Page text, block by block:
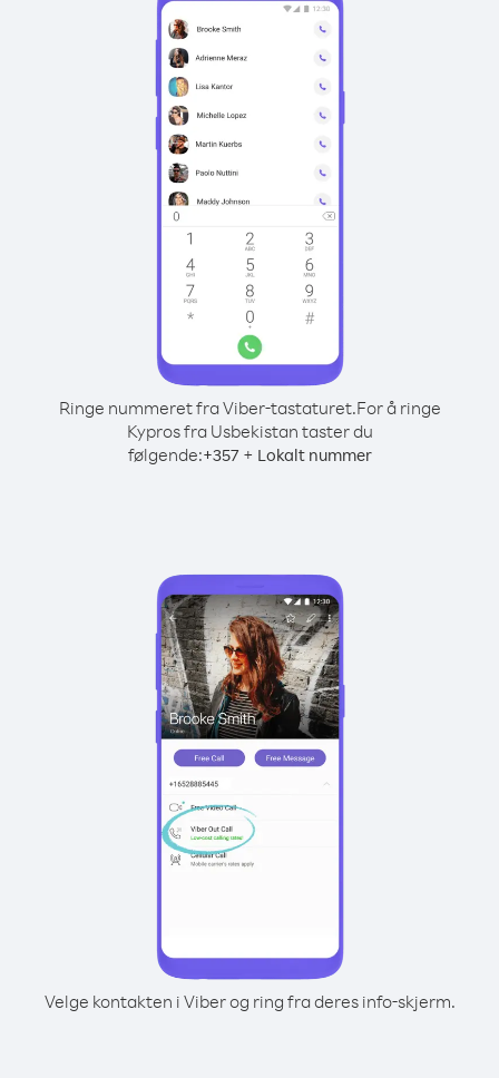
Ringe nummeret fra Viber-tastaturet.For å ringe
Kypros fra Usbekistan taster du
følgende:+357+ Lokalt nummer
Velge kontakten i Viber og ring fra deres info-skjerm.